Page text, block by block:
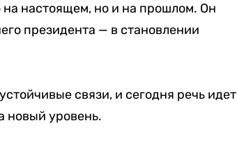
на настоящем, но и на прошлом. Он
президента — в становлении
связи, и сегодня речь идет
новый уровень.